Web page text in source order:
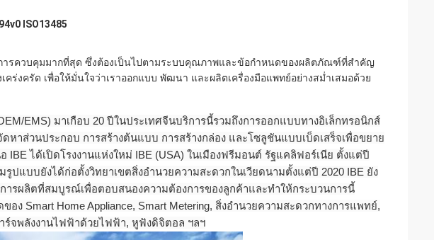
ISO13485
ารควบคุมมากที่สุด ซึ่งต้องเป็นไปตามระบบคุณภาพและข้อกำหนดของผลิตภัณฑ์ที่สำคัญ
ร่งครัด เพื่อให้มั่นใจว่าเราออกแบบ พัฒนา และผลิตเครื่องมือแพทย์อย่างสม่ำเสมอด้วย
EMS) มาเกือบ 20 ปีในประเทศจีนบริการนี้รวมถึงการออกแบบทางอิเล็กทรอนิกส์
หาส่วนประกอบ การสร้างต้นแบบ การสร้างกล่อง และโซลูชันแบบเบ็ดเสร็จเพื่อขยาย
IBE ได้เปิดโรงงานแห่งใหม่ IBE (USA) ในเมืองฟรีมอนต์ รัฐแคลิฟอร์เนีย ตั้งแต่ปี
รูปแบบยังได้ก่อตั้งวิทยาเขตสิ่งอำนวยความสะดวกในเวียดนามตั้งแต่ปี 2020 IBE ยัง
ารผลิตที่สมบูรณ์เพื่อตอบสนองความต้องการของลูกค้าและทำให้กระบวนการนี้
Smart Home Appliance, Smart Metering, สิ่งอำนวยความสะดวกทางการแพทย์,
จพลังงานไฟฟ้าด้วยไฟฟ้า, หูฟังดิจิตอล ฯลฯ